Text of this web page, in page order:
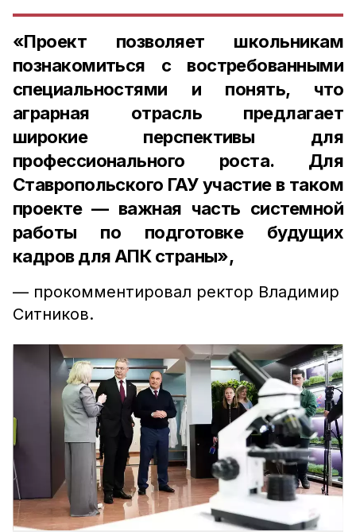
«Проект позволяет школьникам
познакомиться с востребованными
специальностями и понять, что
аграрная отрасль предлагает
широкие перспективы для
профессионального роста. Для
Ставропольского ГАУ участие в таком
проекте — важная часть системной
работы по подготовке будущих
кадров для АПК страны»,
— прокомментировал ректор Владимир
Ситников.